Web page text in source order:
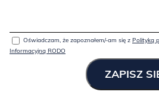
Oświadczam, że zapoznałem/-am się z Polityką
Informacyjną RODO